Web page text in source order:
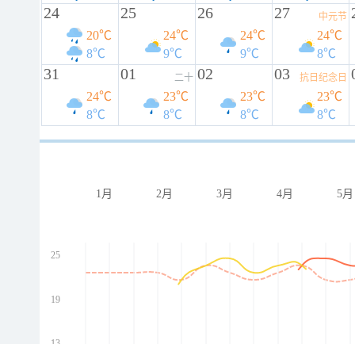
24
20℃
8℃
25
24℃
9℃
26
24℃
9℃
27 中元节
24℃
8℃
31
24℃
8℃
01 二十
23℃
8℃
02
23℃
8℃
03 抗日纪念日
23℃
8℃
1月 2月 3月 4月 5月
25
19